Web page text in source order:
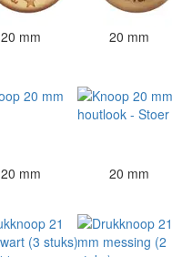
20 mm 20 mm
20 mm 20 mm